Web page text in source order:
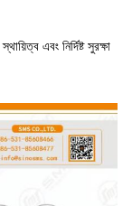
এবং নির্দিষ্ট সুরক্ষা